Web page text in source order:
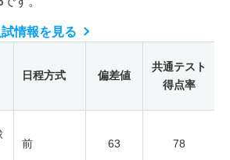
情報を見る
日程方式 偏差値
共通テスト
得点率
前 63 78